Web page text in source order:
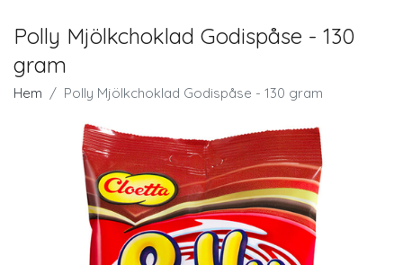
Polly Mjölkchoklad Godispåse - 130
gram
Hem Polly Mjölkchoklad Godispåse - 130 gram